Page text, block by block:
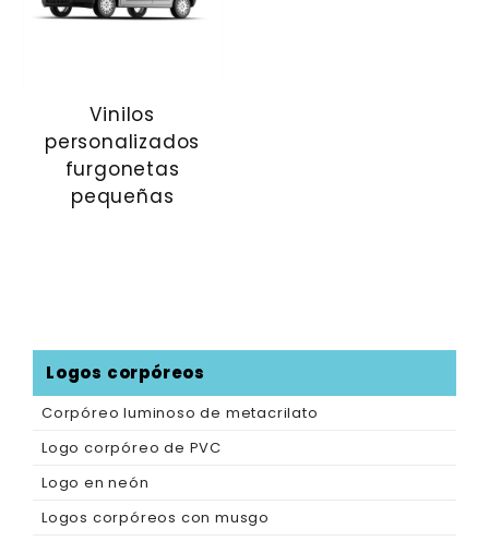
Logos corpóreos
Corpóreo luminoso de metacrilato
Logo corpóreo de PVC
Logo en neón
Logos corpóreos con musgo
Vinilos
personalizados
furgonetas
pequeñas